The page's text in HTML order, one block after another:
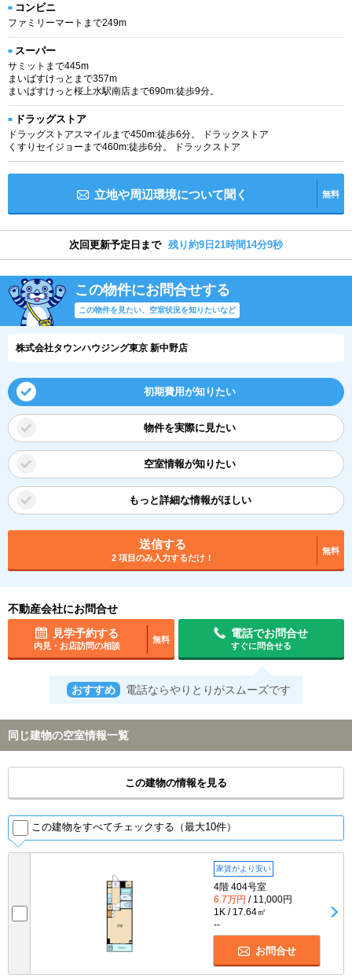
コンビニ
ファミリーマートまで249m
スーパー
サミットまで445m
まいばすけっとまで357m
まいばすけっと桜上水駅南店まで690m:徒歩9分。
ドラッグストア
ドラッグストアスマイルまで450m:徒歩6分。 ドラックストア
くすりセイジョーまで460m:徒歩6分。 ドラックストア
立地や周辺環境について聞く 無料
次回更新予定日まで 残り約9日21時間14分9秒
この物件にお問合せする
この物件を見たい、空室状況を知りたいなど
株式会社タウンハウジング東京 新中野店
初期費用が知りたい
物件を実際に見たい
空室情報が知りたい
もっと詳細な情報がほしい
送信する
2 項目のみ入力するだけ！
無料
不動産会社にお問合せ
見学予約する
内見・お店訪問の相談
無料
電話でお問合せ
すぐに問合せる
おすすめ 電話ならやりとりがスムーズです
同じ建物の空室情報一覧
この建物の情報を見る
この建物をすべてチェックする（最大10件）
家賃がより安い
4階 404号室
6.7万円 / 11,000円
1K / 17.64㎡
--
お問合せ